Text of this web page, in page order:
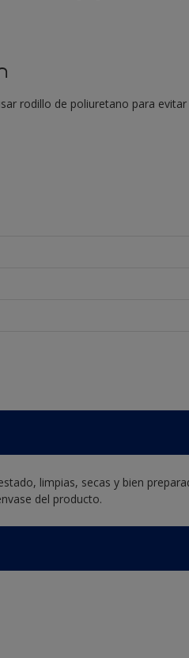
rodillo de poliuretano para
limpias, secas y bien
del producto.